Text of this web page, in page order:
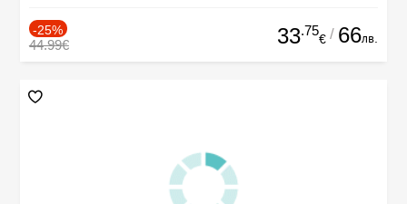
-25%
44.99€ 33.75
€ / 66лв.